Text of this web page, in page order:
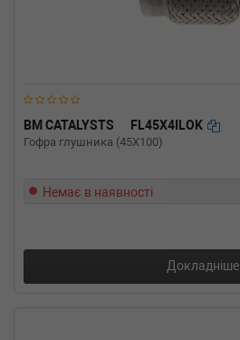
BM CATALYSTS FL45X4ILOK
Гофра глушника (45X100)
Немає в наявності
Докладніше